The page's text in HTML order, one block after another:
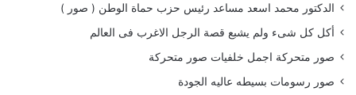
الدكتور محمد اسعد مساعد رئيس حزب حماة الوطن ( صور )
أكل كل شىء ولم يشبع قصة الرجل الاغرب فى العالم
صور متحركة اجمل خلفيات صور متحركة
صور رسومات بسيطه عاليه الجودة